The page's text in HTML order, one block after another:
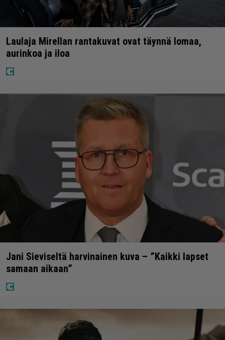
Laulaja Mirellan rantakuvat ovat täynnä lomaa,
aurinkoa ja iloa
Jani Sieviseltä harvinainen kuva – ”Kaikki lapset
samaan aikaan”